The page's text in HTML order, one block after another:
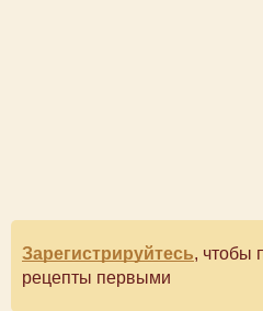
Зарегистрируйтесь, чтобы
рецепты первыми